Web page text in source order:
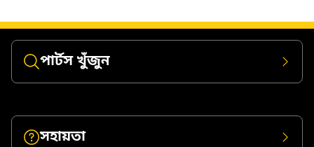
পার্টস খুঁজুন
সহায়তা